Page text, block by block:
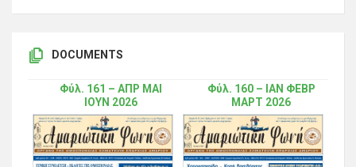
DOCUMENTS
Φύλ. 161 – ΑΠΡ ΜΑΙ
ΙΟΥΝ 2026
Φύλ. 160 – ΙΑΝ ΦΕΒΡ
ΜΑΡΤ 2026